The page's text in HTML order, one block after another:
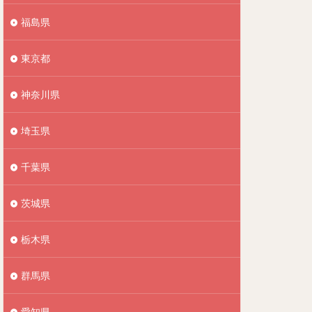
福島県
東京都
神奈川県
埼玉県
千葉県
茨城県
栃木県
群馬県